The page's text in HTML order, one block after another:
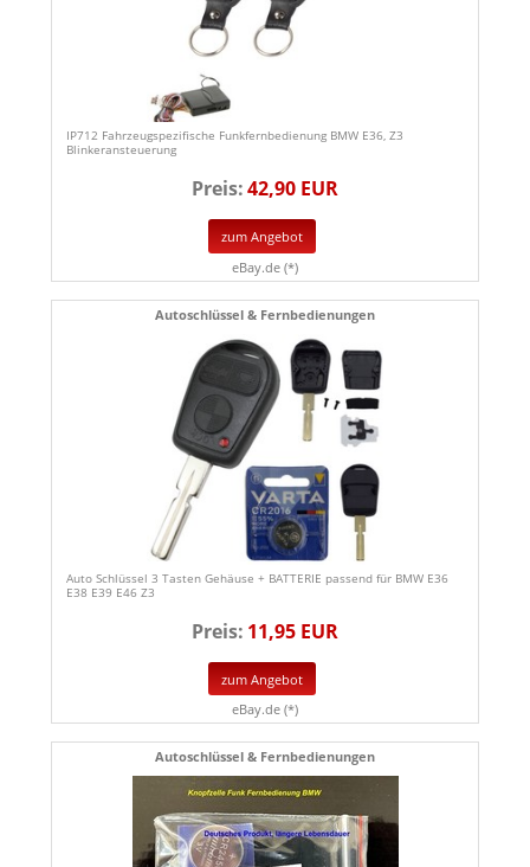
IP712 Fahrzeugspezifische Funkfernbedienung BMW E36, Z3
Blinkeransteuerung
Preis:42,90 EUR
zum Angebot
eBay.de (*)
Autoschlüssel & Fernbedienungen
Auto Schlüssel 3 Tasten Gehäuse + BATTERIE passend für BMW E36
E38 E39 E46 Z3
Preis: 11,95 EUR
zum Angebot
eBay.de (*)
Autoschlüssel & Fernbedienungen